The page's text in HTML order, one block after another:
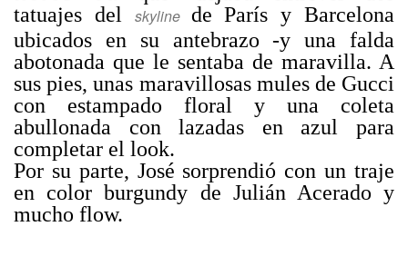
tatuajes del skyline de París y Barcelona
ubicados en su antebrazo -y una falda
abotonada que le sentaba de maravilla. A
sus pies, unas maravillosas mules de Gucci
con estampado floral y una coleta
abullonada con lazadas en azul para
completar el look.
Por su parte, José sorprendió con un traje
en color burgundy de Julián Acerado y
mucho flow.